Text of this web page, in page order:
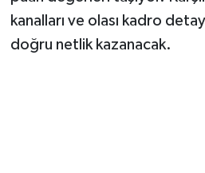
kanalları ve olası kadro
doğru netlik kazanacak.